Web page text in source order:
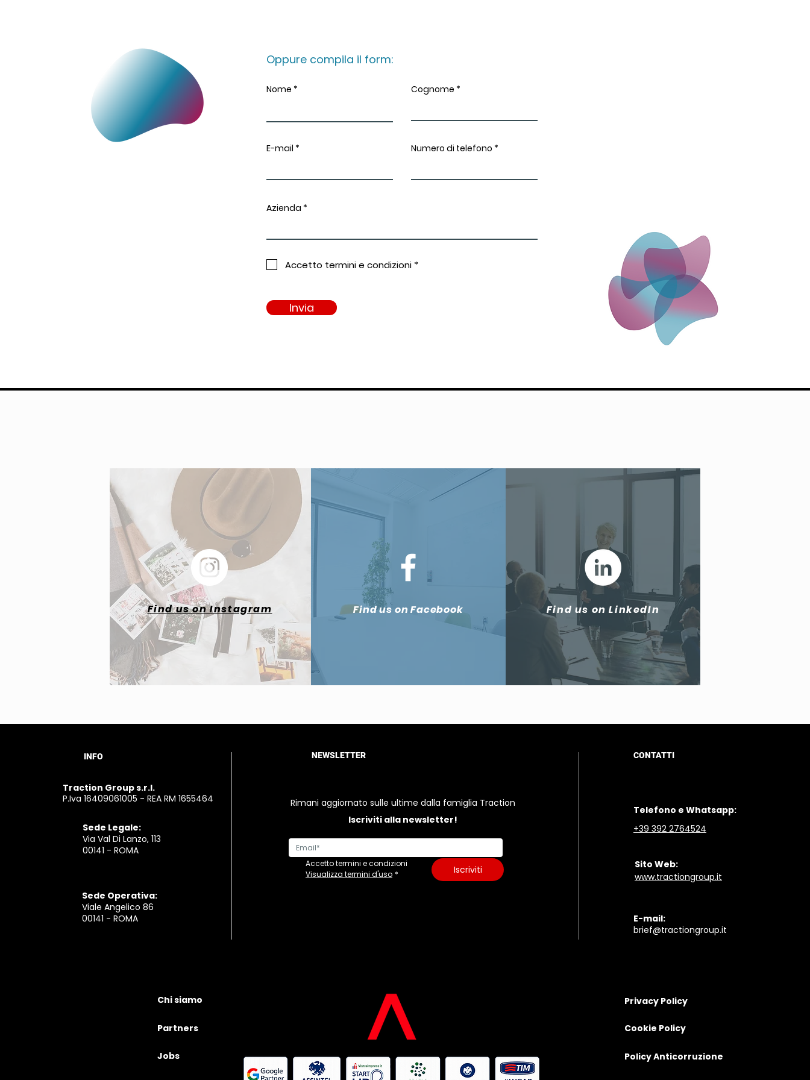
Oppure compila il form:
Nome Cognome
E-mail Numero di telefono
Azienda
Accetto termini e condizioni *
Invia
Find us on Instagram Find us on Facebook Find us on LinkedIn
INFO
​Traction Group s.r.l.
P.Iva 16409061005 - REA RM 1655464
Sede Legale:
Via Val Di Lanzo, 113
00141 - ROMA ​
Sede Operativa:
Viale Angelico 86
00141 - ROMA ​
NEWSLETTER
Rimani aggiornato sulle ultime dalla famiglia Traction
Iscriviti alla newsletter!
Accetto termini e condizioni
Visualizza termini d'uso * Iscriviti
CONTATTI
​Telefono e Whatsapp:
+39 392 2764524
Sito Web:
www.tractiongroup.it
E-mail:
brief@tractiongroup.it
Chi siamo
Partners
Jobs
Privacy Policy
Cookie Policy
Policy Anticorruzione